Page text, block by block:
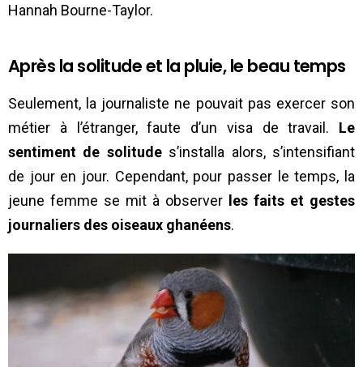
Hannah Bourne-Taylor.
Après la solitude et la pluie, le beau temps
Seulement, la journaliste ne pouvait pas exercer son
métier à l’étranger, faute d’un visa de travail. Le
sentiment de solitudes’installa alors, s’intensifiant
de jour en jour. Cependant, pour passer le temps, la
jeune femme se mit à observer les faits et gestes
journaliers des oiseaux ghanéens.